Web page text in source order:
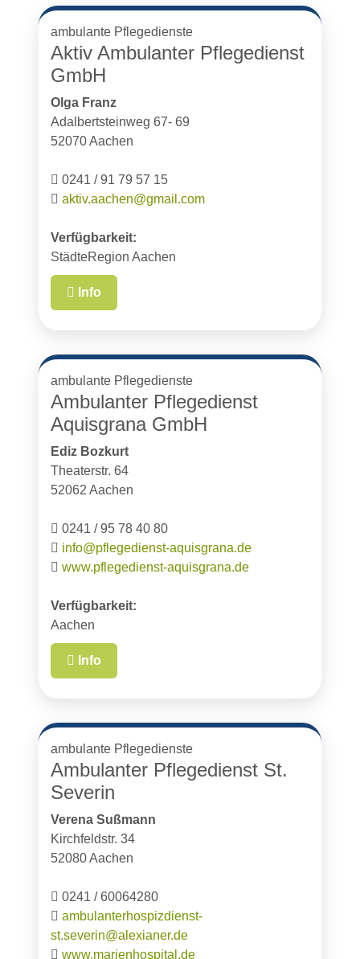
ambulante Pflegedienste
Aktiv Ambulanter Pflegedienst
GmbH
Olga Franz
Adalbertsteinweg 67- 69
52070 Aachen
0241 / 91 79 57 15
aktiv.aachen@gmail.com
Verfügbarkeit:
StädteRegion Aachen
Info
ambulante Pflegedienste
Ambulanter Pflegedienst
Aquisgrana GmbH
Ediz Bozkurt
Theaterstr. 64
52062 Aachen
0241 / 95 78 40 80
info@pflegedienst-aquisgrana.de
www.pflegedienst-aquisgrana.de
Verfügbarkeit:
Aachen
Info
ambulante Pflegedienste
Ambulanter Pflegedienst St.
Severin
Verena Sußmann
Kirchfeldstr. 34
52080 Aachen
0241 / 60064280
ambulanterhospizdienst-
st.severin@alexianer.de
www.marienhospital.de